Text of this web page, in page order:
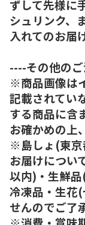
ずして先様に
シュリンク、
入れてのお届
----その他の
※商品画像は
記載されてい
する商品に含
お確かめの上
※島しょ(東京
お届けについ
以内)・生鮮
冷凍品・生花
せんのでご了